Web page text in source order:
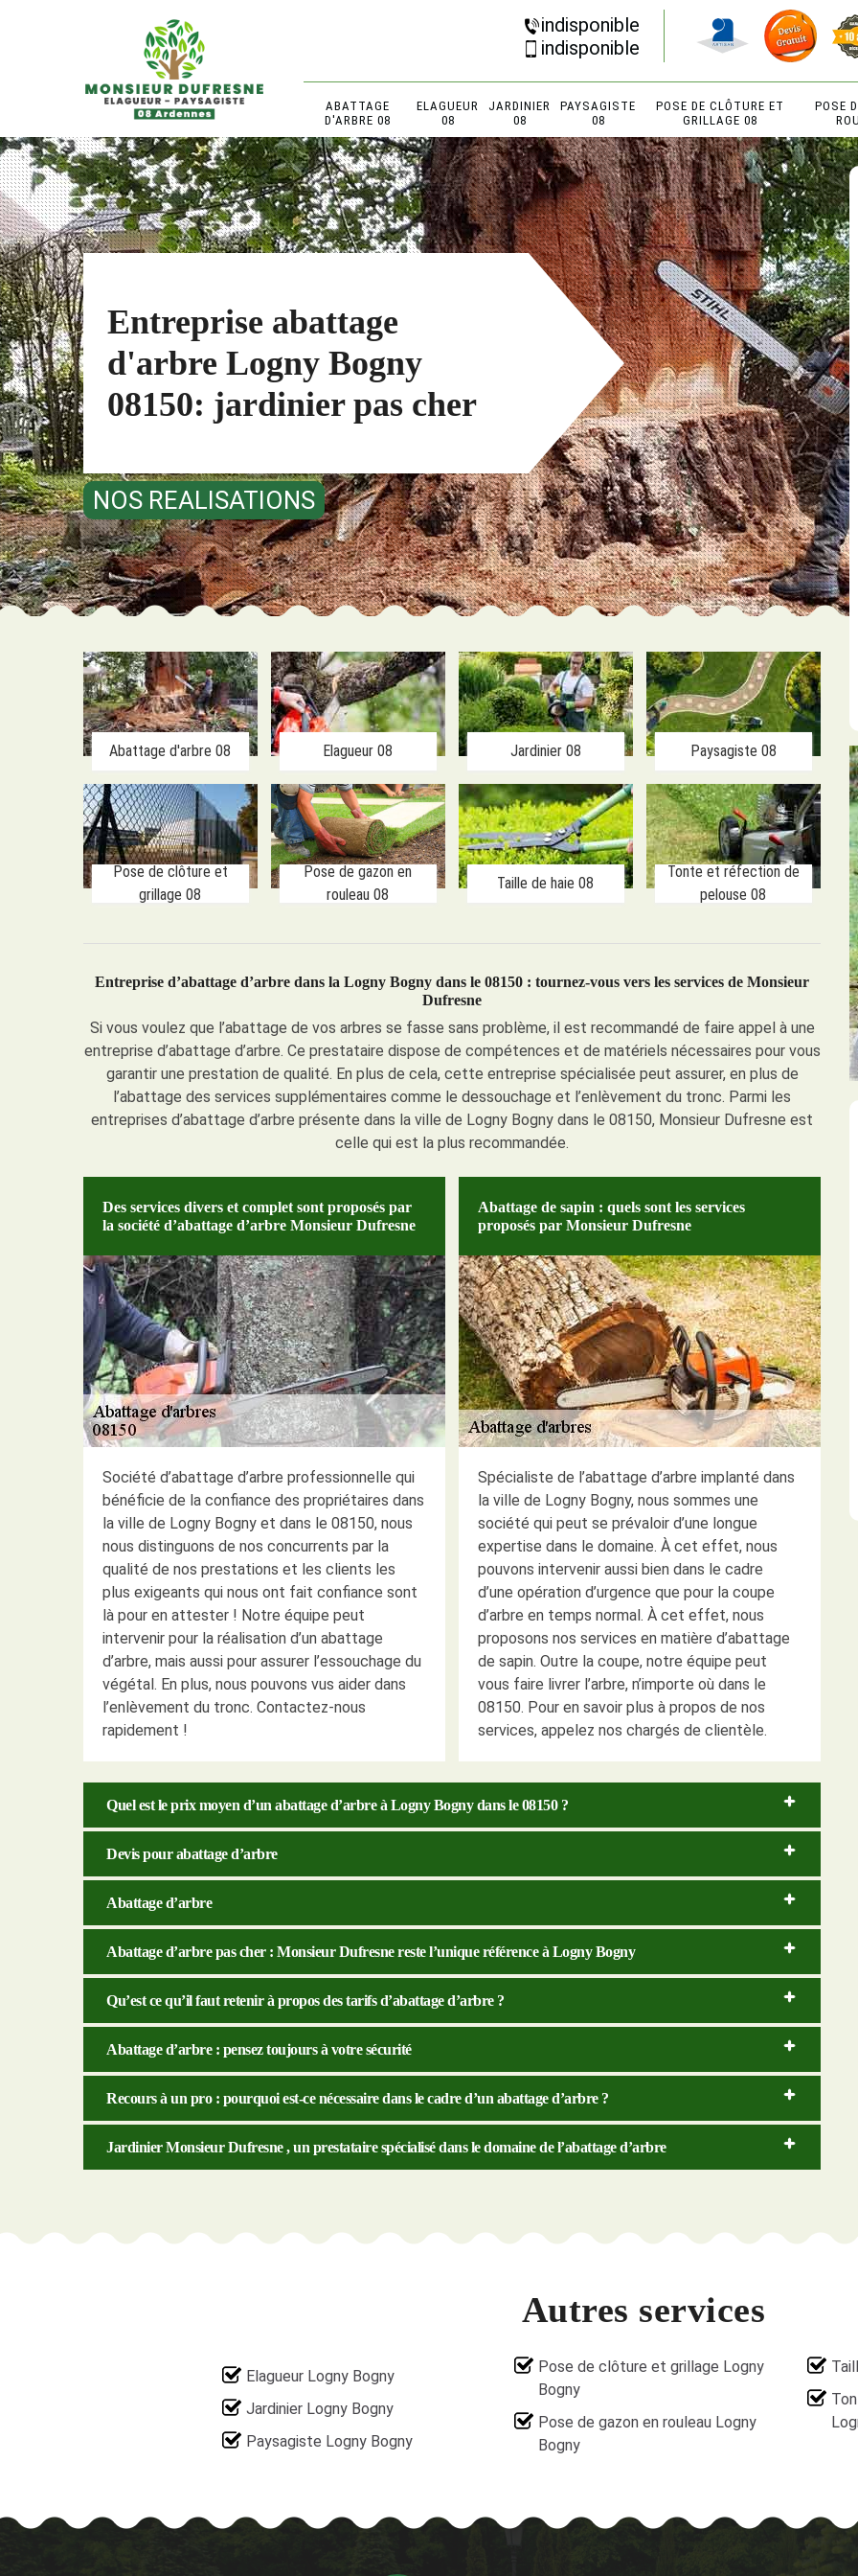
indisponible
indisponible
ABATTAGE
D'ARBRE 08
ELAGUEUR
08
JARDINIER
08
PAYSAGISTE
08
POSE DE CLÔTURE ET
GRILLAGE 08
POSE
Entreprise abattage
d'arbre Logny Bogny
08150: jardinier pas cher
NOS REALISATIONS
Abattage d'arbre 08 Elagueur 08 Jardinier 08 Paysagiste 08
Pose de clôture et
grillage 08
Pose de gazon en
rouleau 08
Taille de haie 08
Tonte et réfection de
pelouse 08
Entreprise d’abattage d’arbre dans la Logny Bogny dans le 08150 : tournez-vous vers les services de Monsieur
Dufresne
Si vous voulez que l’abattage de vos arbres se fasse sans problème, il est recommandé de faire appel à une
entreprise d’abattage d’arbre. Ce prestataire dispose de compétences et de matériels nécessaires pour vous
garantir une prestation de qualité. En plus de cela, cette entreprise spécialisée peut assurer, en plus de
l’abattage des services supplémentaires comme le dessouchage et l’enlèvement du tronc. Parmi les
entreprises d’abattage d’arbre présente dans la ville de Logny Bogny dans le 08150, Monsieur Dufresne est
celle qui est la plus recommandée.
Des services divers et complet sont proposés par
la société d’abattage d’arbre Monsieur Dufresne
Société d’abattage d’arbre professionnelle qui
bénéficie de la confiance des propriétaires dans
la ville de Logny Bogny et dans le 08150, nous
nous distinguons de nos concurrents par la
qualité de nos prestations et les clients les
plus exigeants qui nous ont fait confiance sont
là pour en attester ! Notre équipe peut
intervenir pour la réalisation d’un abattage
d’arbre, mais aussi pour assurer l’essouchage du
végétal. En plus, nous pouvons vus aider dans
l’enlèvement du tronc. Contactez-nous
rapidement !
Abattage de sapin : quels sont les services
proposés par Monsieur Dufresne
Spécialiste de l’abattage d’arbre implanté dans
la ville de Logny Bogny, nous sommes une
société qui peut se prévaloir d’une longue
expertise dans le domaine. À cet effet, nous
pouvons intervenir aussi bien dans le cadre
d’une opération d’urgence que pour la coupe
d’arbre en temps normal. À cet effet, nous
proposons nos services en matière d’abattage
de sapin. Outre la coupe, notre équipe peut
vous faire livrer l’arbre, n’importe où dans le
08150. Pour en savoir plus à propos de nos
services, appelez nos chargés de clientèle.
Quel est le prix moyen d’un abattage d’arbre à Logny Bogny dans le 08150 ?
Devis pour abattage d’arbre
Abattage d’arbre
Abattage d’arbre pas cher : Monsieur Dufresne reste l’unique référence à Logny Bogny
Qu’est ce qu’il faut retenir à propos des tarifs d’abattage d’arbre ?
Abattage d’arbre : pensez toujours à votre sécurité
Recours à un pro : pourquoi est-ce nécessaire dans le cadre d’un abattage d’arbre ?
Jardinier Monsieur Dufresne , un prestataire spécialisé dans le domaine de l’abattage d’arbre
Autres services
Elagueur Logny Bogny
Jardinier Logny Bogny
Paysagiste Logny Bogny
Pose de clôture et grillage Logny
Bogny
Pose de gazon en rouleau Logny
Bogny